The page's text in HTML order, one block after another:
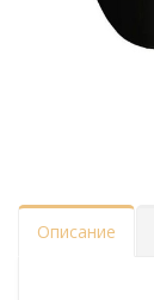
Описание